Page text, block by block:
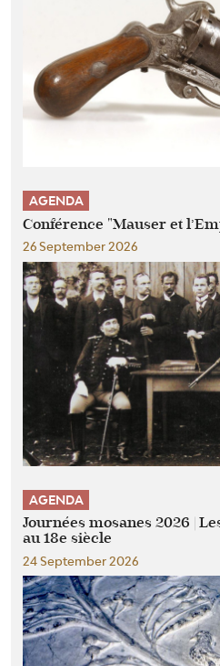
AGENDA
Conférence "Mauser et
26 September 2026
AGENDA
Journées mosanes 2026 |
au 18e siècle
24 September 2026